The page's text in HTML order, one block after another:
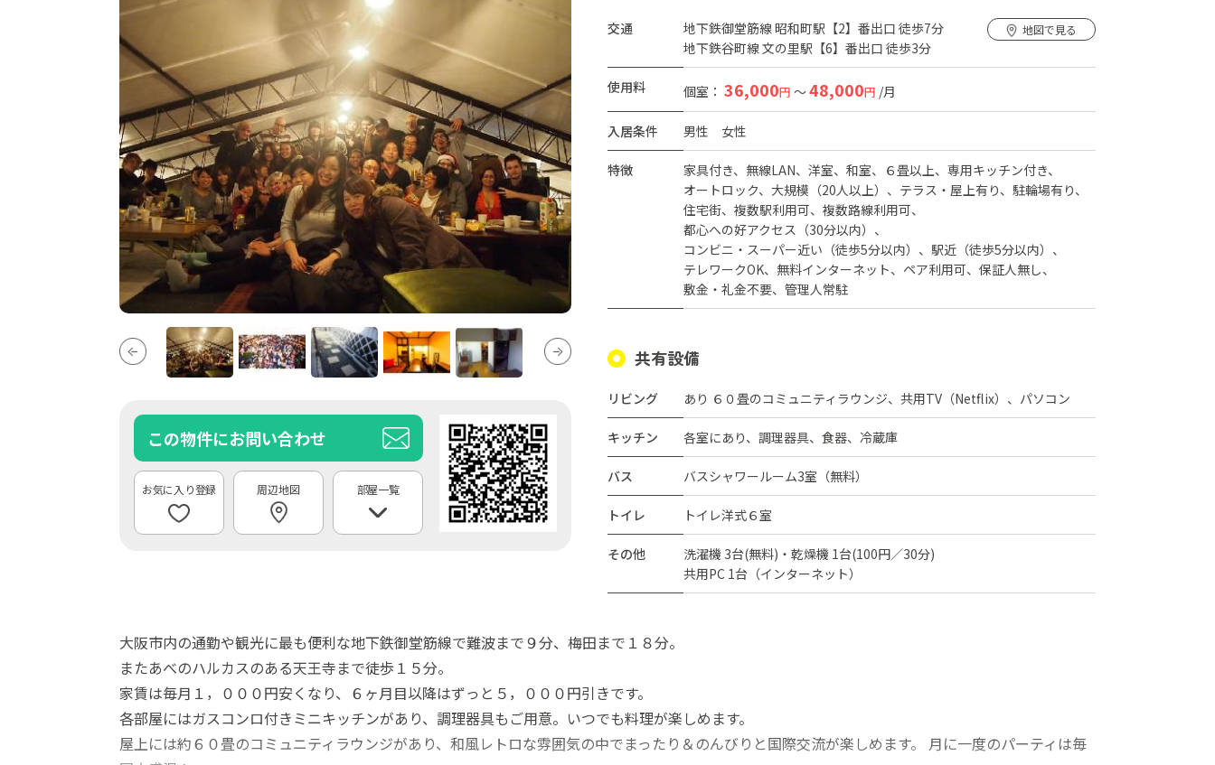
この物件にお問い合わせ
周辺地図 部屋一覧
交通
地下鉄御堂筋線 昭和町駅【2】番出口 徒歩7分
地下鉄谷町線 文の里駅【6】番出口 徒歩3分
地図で見る
使用料 個室： 36,000円 ～48,000円 /月
入居条件 男性 女性
特徴 家具付き 無線LAN 洋室 和室 ６畳以上
専用キッチン付き
オートロック
大規模（20人以上） テラス・屋上有り
駐輪場有り
住宅街
複数駅利用可
複数路線利用可
都心への好アクセス（30分以内）
コンビニ・スーパー近い（徒歩5分以内）
駅近（徒歩5分以内）
テレワークOK
無料インターネット ペア利用可
保証人無し
敷金・礼金不要
管理人常駐
共有設備
リビング あり ６０畳のコミュニティラウンジ、共用TV（Netflix）、パソコン
キッチン 各室にあり、調理器具、食器、冷蔵庫
バス バスシャワールーム3室（無料）
トイレ トイレ洋式６室
その他
洗濯機 3台(無料)・乾燥機 1台(100円／30分)
共用PC 1台（インターネット）
大阪市内の通勤や観光に最も便利な地下鉄御堂筋線で難波まで９分、梅田まで１８分。
またあべのハルカスのある天王寺まで徒歩１５分。
家賃は毎月１，０００円安くなり、６ヶ月目以降はずっと５，０００円引きです。
各部屋にはガスコンロ付きミニキッチンがあり、調理器具もご用意。いつでも料理が楽しめます。
屋上には約６０畳のコミュニティラウンジがあり、和風レトロな雰囲気の中でまったり＆のんびりと国際交流が楽しめます。 月に一度のパーティは毎